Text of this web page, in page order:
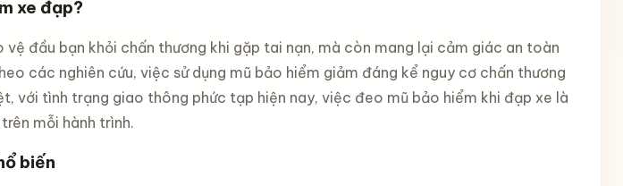
xe đạp?
vệ đầu bạn khỏi chấn thương khi gặp tai nạn, mà còn mang lại cảm giác an toàn
các nghiên cứu, việc sử dụng mũ bảo hiểm giảm đáng kể nguy cơ chấn thương
với tình trạng giao thông phức tạp hiện nay, việc đeo mũ bảo hiểm khi đạp xe là
mỗi hành trình.
biến